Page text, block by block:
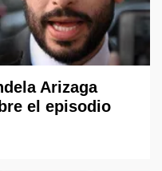
Arizaga
el episodio